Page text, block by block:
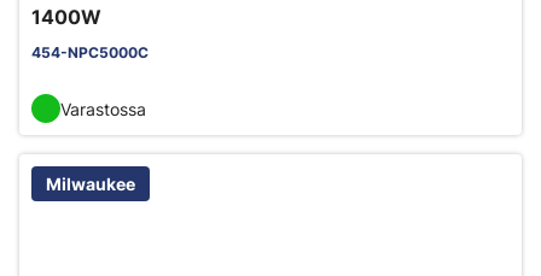
1400W
454-NPC5000C
Varastossa
Milwaukee